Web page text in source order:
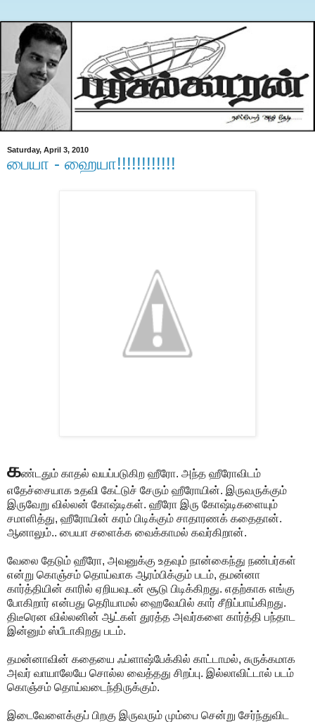
Saturday, April 3, 2010
பையா - ஹையா!!!!!!!!!!!!
கண்டதும் காதல் வயப்படுகிற ஹீரோ. அந்த ஹீரோவிடம்
எதேச்சையாக உதவி கேட்டுச் சேரும் ஹீரோயின். இருவருக்கும்
இருவேறு வில்லன் கோஷ்டிகள். ஹீரோ இரு கோஷ்டிகளையும்
சமாளித்து, ஹீரோயின் கரம் பிடிக்கும் சாதாரணக் கதைதான்.
ஆனாலும்.. பையா சளைக்க வைக்காமல் கவர்கிறான்.
வேலை தேடும் ஹீரோ, அவனுக்கு உதவும் நான்கைந்து நண்பர்கள்
என்று கொஞ்சம் தொய்வாக ஆரம்பிக்கும் படம், தமன்னா
கார்த்தியின் காரில் ஏறியவுடன் சூடு பிடிக்கிறது. எதற்காக எங்கு
போகிறார் என்பது தெரியாமல் ஹைவேயில் கார் சீறிப்பாய்கிறது.
திடீரென வில்லனின் ஆட்கள் துரத்த அவர்களை கார்த்தி பந்தாட
இன்னும் ஸ்பீடாகிறது படம்.
தமன்னாவின் கதையை ஃப்ளாஷ்பேக்கில் காட்டாமல், சுருக்கமாக
அவர் வாயாலேயே சொல்ல வைத்தது சிறப்பு. இல்லாவிட்டால் படம்
கொஞ்சம் தொய்வடைந்திருக்கும்.
இடைவேளைக்குப் பிறகு இருவரும் மும்பை சென்று சேர்ந்துவிட